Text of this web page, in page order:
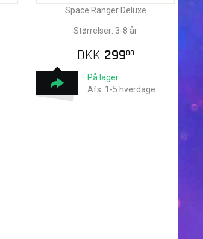
Space Ranger Deluxe
Størrelser: 3-8 år
DKK 29900
På lager
Afs.:1-5 hverdage